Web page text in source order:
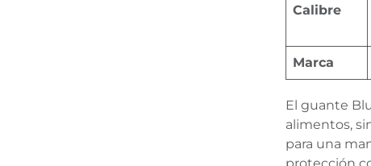
Calibre
Marca
El guante
alimentos,
para una